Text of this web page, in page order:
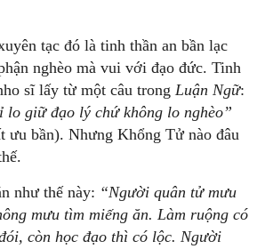
tạc đó là tinh thần an bần lạc
nghèo mà vui với đạo đức. Tinh
sĩ lấy từ một câu trongLuận Ngữ:
lo giữ đạo lý chứ không lo nghèo”
ưu bần). Nhưng Khổng Tử nào đâu
như thế này: “Người quân tử mưu
mưu tìm miếng ăn. Làm ruộng có
còn học đạo thì có lộc. Người